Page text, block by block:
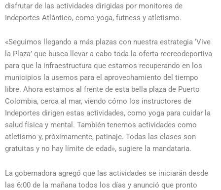
disfrutar de las actividades dirigidas por monitores de
Indeportes Atlántico, como yoga, futness y atletismo.
«Seguimos llegando a más plazas con nuestra estrategia ‘Vive
la Plaza’ que busca llevar a cabo toda la oferta recreodeportiva
para que la infraestructura que estamos recuperando en los
municipios la usemos para el aprovechamiento del tiempo
libre. Ahora estamos al frente de esta bella plaza de Puerto
Colombia, cerca al mar, viendo cómo los instructores de
Indeportes dirigen estas actividades, como yoga para cuidar la
salud física y mental. También tenemos actividades como
atletismo y, próximamente, patinaje. Todas las clases son
gratuitas y no hay límite de edad», sugiere la mandataria.
La gobernadora agregó que las actividades se iniciarán desde
las 6:00 de la mañana todos los días y anunció que pronto